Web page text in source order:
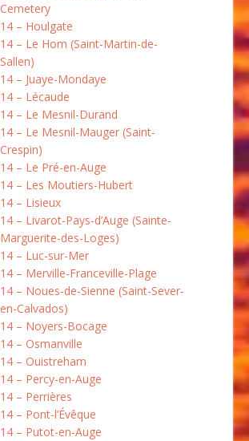
Cemetery
14 – Houlgate
14 – Le Hom (Saint-Martin-de-
Sallen)
14 – Juaye-Mondaye
14 – Lécaude
14 – Le Mesnil-Durand
14 – Le Mesnil-Mauger (Saint-
Crespin)
14 – Le Pré-en-Auge
14 – Les Moutiers-Hubert
14 – Lisieux
14 – Livarot-Pays-d’Auge (Sainte-
Marguerite-des-Loges)
14 – Luc-sur-Mer
14 – Merville-Franceville-Plage
14 – Noues-de-Sienne (Saint-Sever-
en-Calvados)
14 – Noyers-Bocage
14 – Osmanville
14 – Ouistreham
14 – Percy-en-Auge
14 – Perrières
14 – Pont-l’Évêque
14 – Putot-en-Auge